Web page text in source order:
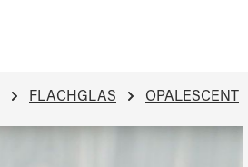
FLACHGLAS OPALESCENT